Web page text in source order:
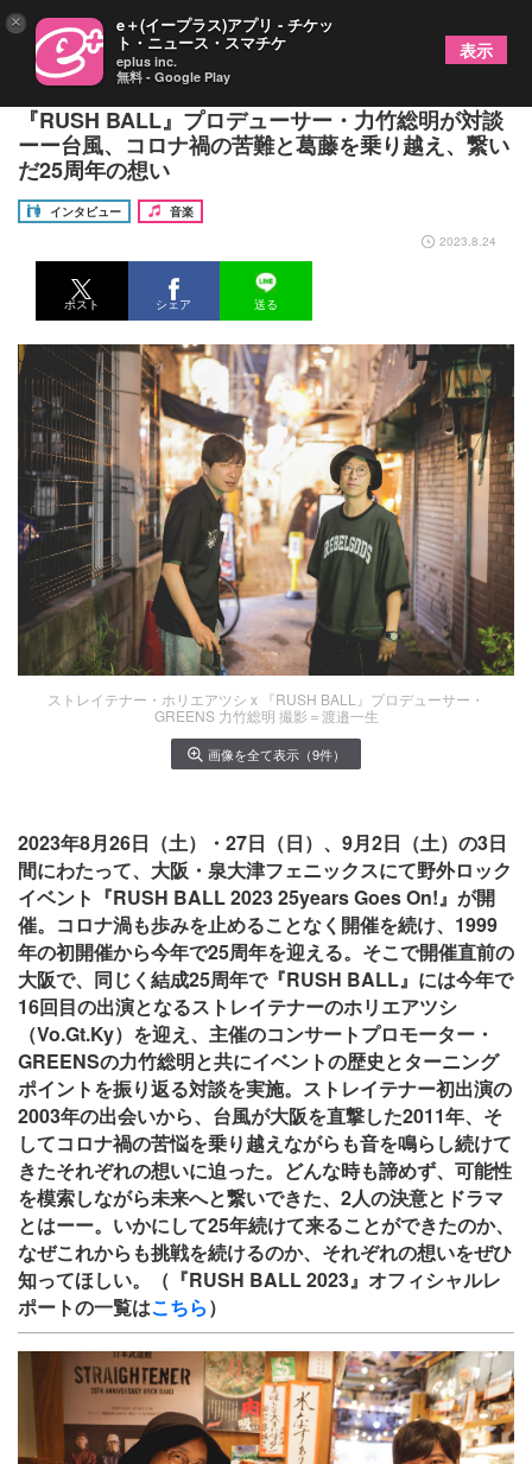
開催直前！ストレイテナー・ホリエアツシ ×
『RUSH BALL』プロデューサー・力竹総明が対談
ーー台風、コロナ禍の苦難と葛藤を乗り越え、繋い
だ25周年の想い
インタビュー
音楽
2023.8.24
ポスト シェア 送る
ストレイテナー・ホリエアツシ x 『RUSH BALL』プロデューサー・
GREENS 力竹総明 撮影＝渡邉一生
画像を全て表示（9件）
2023年8月26日（土）・27日（日）、9月2日（土）の3日
間にわたって、大阪・泉大津フェニックスにて野外ロック
イベント『RUSH BALL 2023 25years Goes On!』が開
催。コロナ渦も歩みを止めることなく開催を続け、1999
年の初開催から今年で25周年を迎える。そこで開催直前の
大阪で、同じく結成25周年で『RUSH BALL』には今年で
16回目の出演となるストレイテナーのホリエアツシ
（Vo.Gt.Ky）を迎え、主催のコンサートプロモーター・
GREENSの力竹総明と共にイベントの歴史とターニング
ポイントを振り返る対談を実施。ストレイテナー初出演の
2003年の出会いから、台風が大阪を直撃した2011年、そ
してコロナ禍の苦悩を乗り越えながらも音を鳴らし続けて
きたそれぞれの想いに迫った。どんな時も諦めず、可能性
を模索しながら未来へと繋いできた、2人の決意とドラマ
とはーー。いかにして25年続けて来ることができたのか、
なぜこれからも挑戦を続けるのか、それぞれの想いをぜひ
知ってほしい。（『RUSH BALL 2023』オフィシャルレ
ポートの一覧はこちら）
× e＋(イープラス)アプリ - チケッ
ト・ニュース・スマチケ
eplus inc.
無料 - Google Play
表示